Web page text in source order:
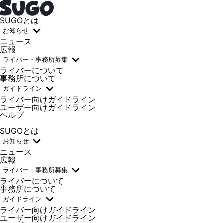
SUGOとは
お知らせ
ニュース
広報
ライバー・事務所募集
ライバーについて
事務所について
ガイドライン
ライバー向けガイドライン
ユーザー向けガイドライン
ヘルプ
SUGOとは
お知らせ
ニュース
広報
ライバー・事務所募集
ライバーについて
事務所について
ガイドライン
ライバー向けガイドライン
ユーザー向けガイドライン